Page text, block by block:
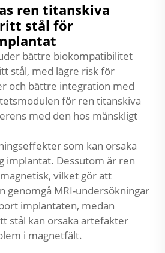
ren titanskiva
stål för
bättre biokompatibilitet
stål, med lägre risk för
och bättre integration med
för ren titanskiva
med den hos mänskligt
som kan orsaka
implantat. Dessutom är ren
vilket gör att
genomgå MRI-undersökningar
implantaten, medan
stål kan orsaka artefakter
i magnetfält.